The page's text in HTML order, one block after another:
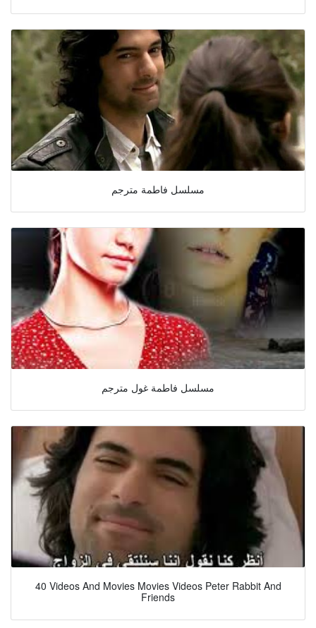
مسلسل فاطمة مترجم
مسلسل فاطمة غول مترجم
40 Videos And Movies Movies Videos Peter Rabbit And
Friends